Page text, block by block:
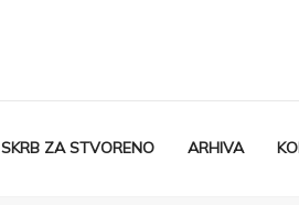
SKRB ZA STVORENO ARHIVA